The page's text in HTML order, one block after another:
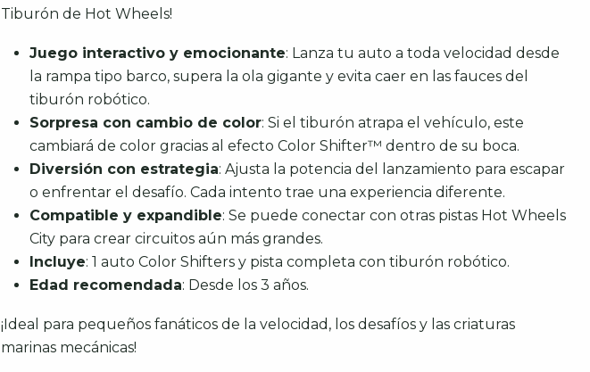
Tiburón de Hot Wheels!
Juego interactivo y emocionante: Lanza tu auto a toda velocidad desde
la rampa tipo barco, supera la ola gigante y evita caer en las fauces del
tiburón robótico.
Sorpresa con cambio de color: Si el tiburón atrapa el vehículo, este
cambiará de color gracias al efecto Color Shifter™ dentro de su boca.
Diversión con estrategia: Ajusta la potencia del lanzamiento para escapar
o enfrentar el desafío. Cada intento trae una experiencia diferente.
Compatible y expandible: Se puede conectar con otras pistas Hot Wheels
City para crear circuitos aún más grandes.
Incluye: 1 auto Color Shifters y pista completa con tiburón robótico.
Edad recomendada: Desde los 3 años.
¡Ideal para pequeños fanáticos de la velocidad, los desafíos y las criaturas
marinas mecánicas!